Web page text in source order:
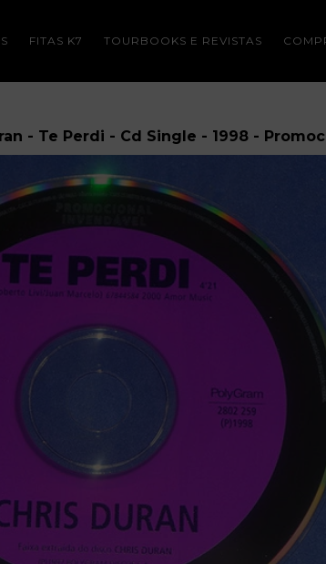
FITAS K7 TOURBOOKS E REVISTAS
- Te Perdi - Cd Single - 1998 -